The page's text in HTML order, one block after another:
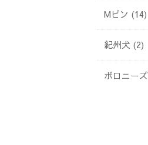
Mピン (14)
紀州犬 (2)
ボロニーズ